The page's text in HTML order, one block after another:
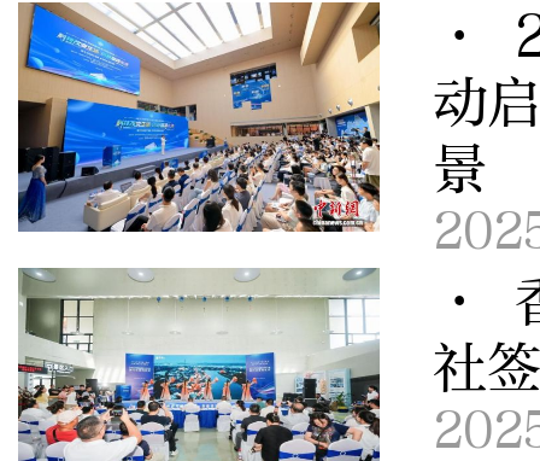
·
动
景
·
社